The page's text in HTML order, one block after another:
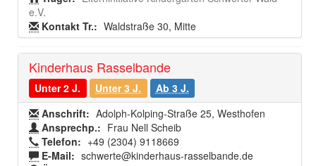
e.V.
Kontakt Tr.: Waldstraße 30, Mitte
Kinderhaus Rasselbande
Unter 2 J. Unter 3 J.
Ab 3 J.
Anschrift: Adolph-Kolping-Straße 25, Westhofen
Ansprechp.: Frau Nell Scheib
Telefon: +49 (2304) 9118669
E-Mail: schwerte@kinderhaus-rasselbande.de